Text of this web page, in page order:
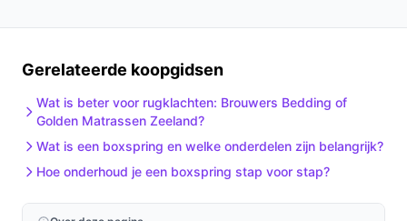
Gerelateerde koopgidsen
Wat is beter voor rugklachten: Brouwers Bedding of
Golden Matrassen Zeeland?
Wat is een boxspring en welke onderdelen zijn belangrijk?
Hoe onderhoud je een boxspring stap voor stap?